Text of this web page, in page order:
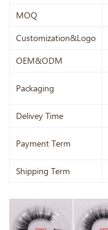
MOQ
Customization&Logo
OEM&ODM
Packaging
Delivey Time
Payment Term
Shipping Term